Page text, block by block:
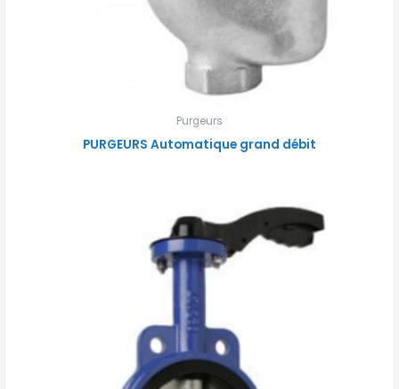
Purgeurs
PURGEURS Automatique grand débit